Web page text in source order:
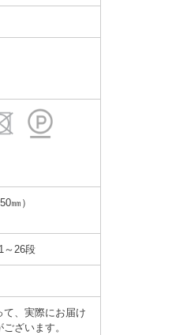
㎜）
26段
、実際にお届け
ざいます。